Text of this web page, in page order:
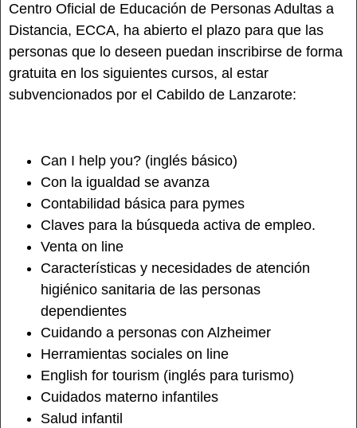
Centro Oficial de Educación de Personas Adultas a
Distancia, ECCA, ha abierto el plazo para que las
personas que lo deseen puedan inscribirse de forma
gratuita en los siguientes cursos, al estar
subvencionados por el Cabildo de Lanzarote:
Can I help you? (inglés básico)
Con la igualdad se avanza
Contabilidad básica para pymes
Claves para la búsqueda activa de empleo.
Venta on line
Características y necesidades de atención
higiénico sanitaria de las personas
dependientes
Cuidando a personas con Alzheimer
Herramientas sociales on line
English for tourism (inglés para turismo)
Cuidados materno infantiles
Salud infantil